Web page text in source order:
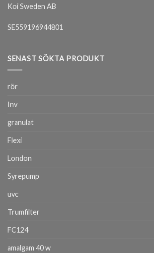
Koi Sweden AB
SE559196944801
SENAST SÖKTA PRODUKT
rör
Inv
granulat
Flexi
London
Syrepump
uvc
Trumfilter
FC124
amalgam 40 w